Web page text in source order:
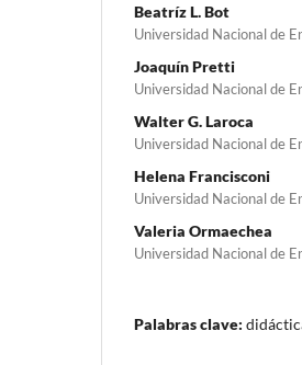
Beatríz L. Bot
Universidad Nacional de
Joaquín Pretti
Universidad Nacional de
Walter G. Laroca
Universidad Nacional de
Helena Francisconi
Universidad Nacional de
Valeria Ormaechea
Universidad Nacional de
Palabras clave: